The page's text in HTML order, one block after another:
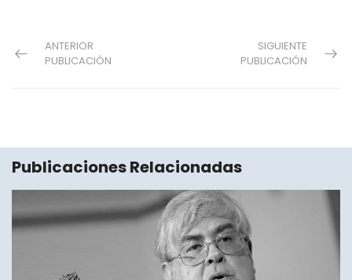
ANTERIOR
PUBLICACIÓN
SIGUIENTE
PUBLICACIÓN
Publicaciones Relacionadas